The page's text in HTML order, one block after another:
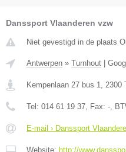
Danssport Vlaanderen vzw
Niet gevestigd in de plaats
Antwerpen » Turnhout
Kempenlaan 27 bus 1 2300
Tel: 014 61 19 37 , Fax: - ,
E-mail › Danssport
Website: http://